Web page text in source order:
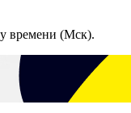
времени (Мск).